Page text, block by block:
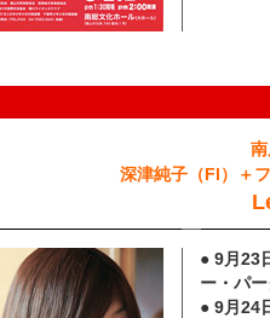
深津純子（Fl）＋
● 9月23
ー・パ
● 9月24